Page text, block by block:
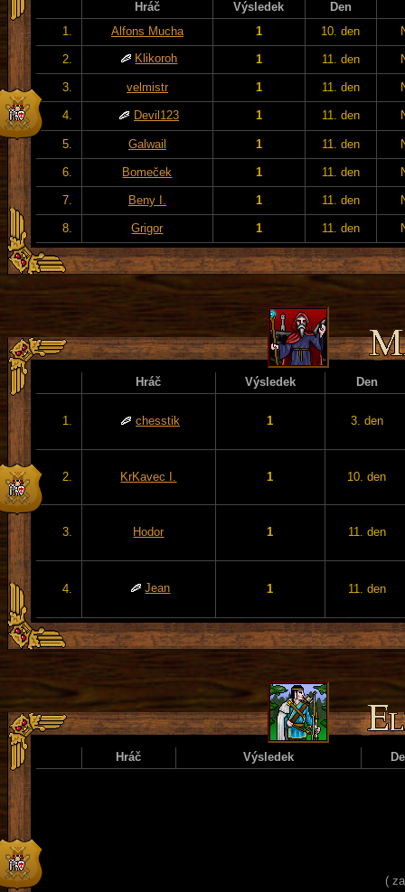
Hráč Výsledek
Den
1.
Alfons Mucha 1 10. den
2. Klikoroh 1 11. den
3. velmistr 1 11. den
4. Devil123 1 11. den
5. Galwail 1 11. den
6. Bomeček 1 11. den
7. Beny I. 1 11. den
8. Grigor 1 11. den
Hráč Výsledek Den
1. chesstik 1 3. den
2. KrKavec I. 1 10. den
3. Hodor 1 11. den
4. Jean 1 11. den
Hráč Výsledek
(